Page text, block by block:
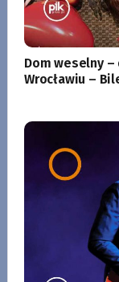
Dom weselny
Wrocławiu –